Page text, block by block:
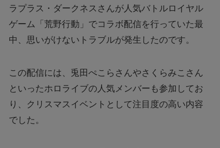
モンストナルトコラボは引いたほうがいい？性
能評価を比較して検証！
ラプラス・ダークネスさんが人気バトルロイヤル
ゲーム「荒野行動」でコラボ配信を行っていた最
中、思いがけないトラブルが発生したのです。
この配信には、兎田ぺこらさんやさくらみこさん
といったホロライブの人気メンバーも参加してお
り、クリスマスイベントとして注目度の高い内容
でした。